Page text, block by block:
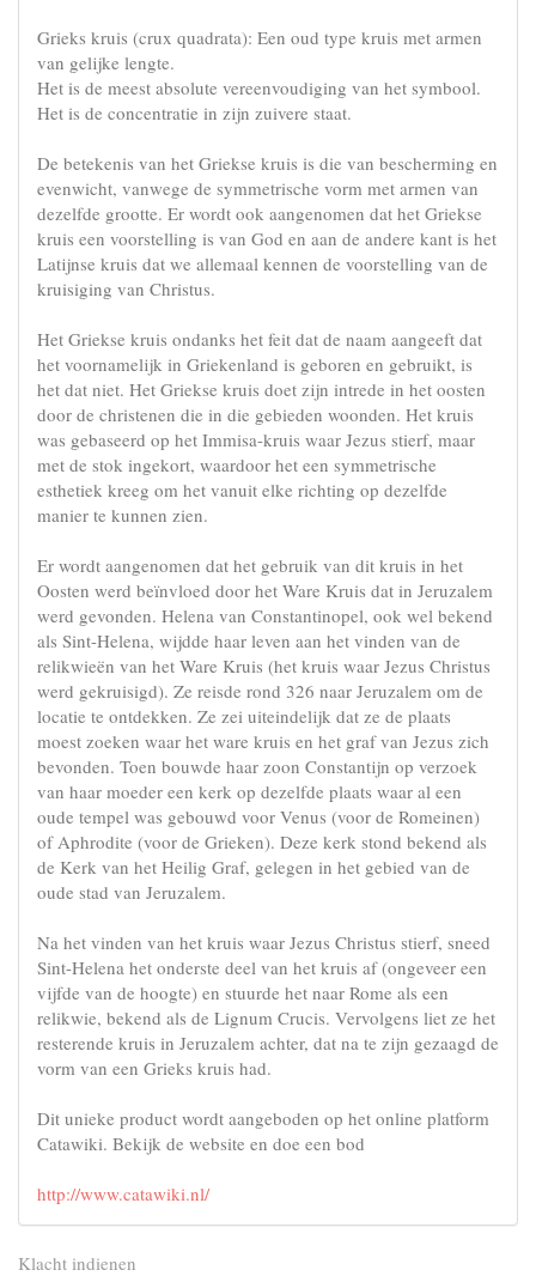
Grieks kruis (crux quadrata): Een oud type kruis met armen
van gelijke lengte.
Het is de meest absolute vereenvoudiging van het symbool.
Het is de concentratie in zijn zuivere staat.
De betekenis van het Griekse kruis is die van bescherming en
evenwicht, vanwege de symmetrische vorm met armen van
dezelfde grootte. Er wordt ook aangenomen dat het Griekse
kruis een voorstelling is van God en aan de andere kant is het
Latijnse kruis dat we allemaal kennen de voorstelling van de
kruisiging van Christus.
Het Griekse kruis ondanks het feit dat de naam aangeeft dat
het voornamelijk in Griekenland is geboren en gebruikt, is
het dat niet. Het Griekse kruis doet zijn intrede in het oosten
door de christenen die in die gebieden woonden. Het kruis
was gebaseerd op het Immisa-kruis waar Jezus stierf, maar
met de stok ingekort, waardoor het een symmetrische
esthetiek kreeg om het vanuit elke richting op dezelfde
manier te kunnen zien.
Er wordt aangenomen dat het gebruik van dit kruis in het
Oosten werd beïnvloed door het Ware Kruis dat in Jeruzalem
werd gevonden. Helena van Constantinopel, ook wel bekend
als Sint-Helena, wijdde haar leven aan het vinden van de
relikwieën van het Ware Kruis (het kruis waar Jezus Christus
werd gekruisigd). Ze reisde rond 326 naar Jeruzalem om de
locatie te ontdekken. Ze zei uiteindelijk dat ze de plaats
moest zoeken waar het ware kruis en het graf van Jezus zich
bevonden. Toen bouwde haar zoon Constantijn op verzoek
van haar moeder een kerk op dezelfde plaats waar al een
oude tempel was gebouwd voor Venus (voor de Romeinen)
of Aphrodite (voor de Grieken). Deze kerk stond bekend als
de Kerk van het Heilig Graf, gelegen in het gebied van de
oude stad van Jeruzalem.
Na het vinden van het kruis waar Jezus Christus stierf, sneed
Sint-Helena het onderste deel van het kruis af (ongeveer een
vijfde van de hoogte) en stuurde het naar Rome als een
relikwie, bekend als de Lignum Crucis. Vervolgens liet ze het
resterende kruis in Jeruzalem achter, dat na te zijn gezaagd de
vorm van een Grieks kruis had.
Dit unieke product wordt aangeboden op het online platform
Catawiki. Bekijk de website en doe een bod
http://www.catawiki.nl/
Klacht indienen